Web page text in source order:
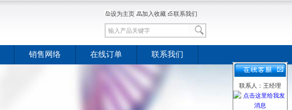
设为主页 加入收藏 联系我们
销售网络 在线订单 联系我们
联系人：王经理